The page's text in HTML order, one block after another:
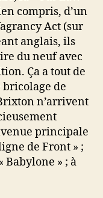
compris, d’un
Act (sur
anglais, ils
du neuf avec
Ça a tout de
de
n’arrivent
principale
de Front » ;
Babylone » ; à